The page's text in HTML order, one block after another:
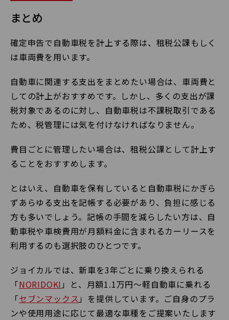
まとめ
確定申告で自動車税を計上する際は、租税公課もしく
は車両費を用います。
自動車に関連する支出をまとめたい場合は、車両費と
しての計上がおすすめです。しかし、多くの支出が課
税対象であるのに対し、自動車税は不課税取引である
ため、税管理には気を付けなければなりません。
費目ごとに管理したい場合は、租税公課として計上す
ることをおすすめします。
とはいえ、自動車を保有していると自動車税にかぎら
ずあらゆる支出を記帳する必要があり、負担に感じる
方も多いでしょう。記帳の手間を減らしたい方は、自
動車税や車検費用が月額料金に含まれるカーリースを
利用するのも選択肢のひとつです。
ジョイカルでは、新車を3年ごとに乗り換えられる
「NORIDOKI 」と、月額1.1万円～軽自動車に乗れる
「セブンマックス 」を提供しています。ご自身のプラ
ンや使用用途に応じて最適な車種をご提案いたします